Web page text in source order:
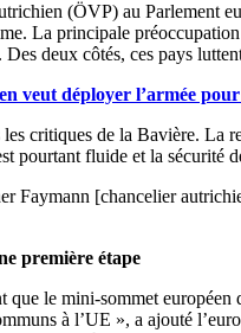
(ÖVP) au Parlement
La principale
deux côtés, ces pays
veut déployer l’armée
critiques de la Bavière. La
pourtant fluide et la sécurité
Faymann [chancelier
première étape
le mini-sommet
à l’UE », a ajouté